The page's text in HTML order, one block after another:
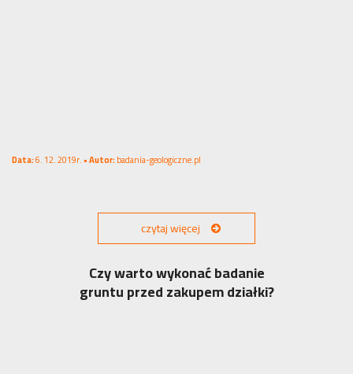
Data:6. 12. 2019r. •Autor:badania-geologiczne.pl
czytaj więcej
Czy warto wykonać badanie
gruntu przed zakupem działki?